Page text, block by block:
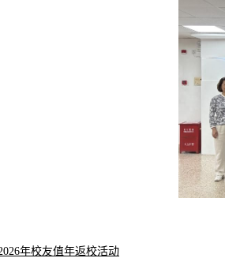
年校友值年返校活动